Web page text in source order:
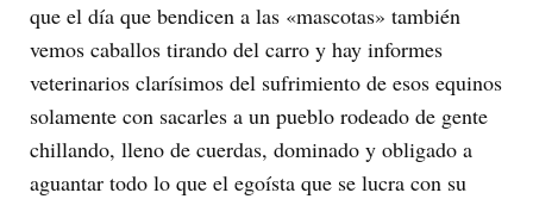
que el día que bendicen a las «mascotas» también
vemos caballos tirando del carro y hay informes
veterinarios clarísimos del sufrimiento de esos equinos
solamente con sacarles a un pueblo rodeado de gente
chillando, lleno de cuerdas, dominado y obligado a
aguantar todo lo que el egoísta que se lucra con su